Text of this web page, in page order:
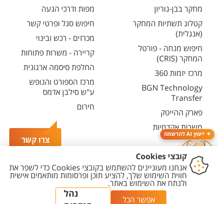
צרו קשר
ייעוץ AI להרשמה
מחקר בבן-גוריון
קטלוג תשתיות המחקר
(אנגלית)
חיפוש מנחה - פורטל
המחקר (CRIS)
מרכז יזמות 360
BGN Technology
Transfer
פארק ההייטק
משרות אקדמיות
מפות ודרכי הגעה
חיפוש סגל ופרטי קשר
מכרזים - רכש ובינוי
קריירה - משרות פתוחות
החלפת סיסמה ארגונית
מרכז הספורט והנופש
ע"ש סילבן אדמס
חירום
מדיניות
מדיניות עריכת